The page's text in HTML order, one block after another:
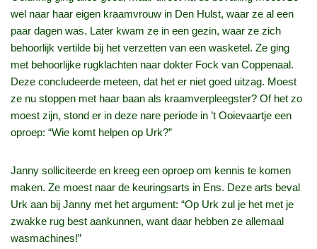
wel naar haar eigen kraamvrouw in Den Hulst, waar ze al een
paar dagen was. Later kwam ze in een gezin, waar ze zich
behoorlijk vertilde bij het verzetten van een wasketel. Ze ging
met behoorlijke rugklachten naar dokter Fock van Coppenaal.
Deze concludeerde meteen, dat het er niet goed uitzag. Moest
ze nu stoppen met haar baan als kraamverpleegster? Of het zo
moest zijn, stond er in deze nare periode in ’t Ooievaartje een
oproep: “Wie komt helpen op Urk?”
Janny solliciteerde en kreeg een oproep om kennis te komen
maken. Ze moest naar de keuringsarts in Ens. Deze arts beval
Urk aan bij Janny met het argument: “Op Urk zul je het met je
zwakke rug best aankunnen, want daar hebben ze allemaal
wasmachines!”